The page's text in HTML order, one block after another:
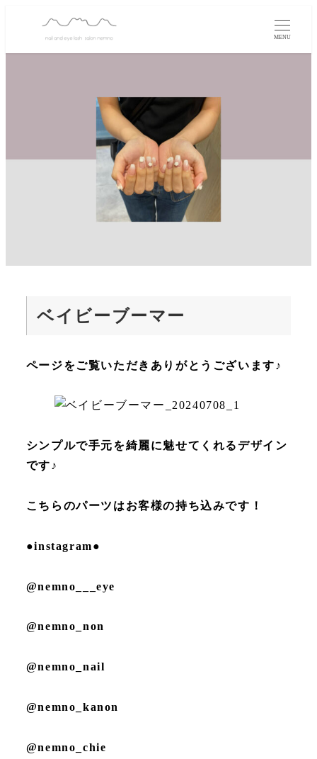
MENU
ベイビーブーマー
ページをご覧いただきありがとうございます♪
シンプルで手元を綺麗に魅せてくれるデザイン
です♪
こちらのパーツはお客様の持ち込みです！
●instagram●
@nemno___eye
@nemno_non
@nemno_nail
@nemno_kanon
@nemno_chie